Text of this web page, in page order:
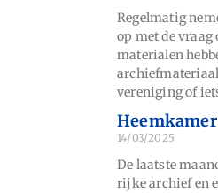
Regelmatig
op met de vraag
materialen
vereniging of
14/03/2025
De laatste
rijke archief en